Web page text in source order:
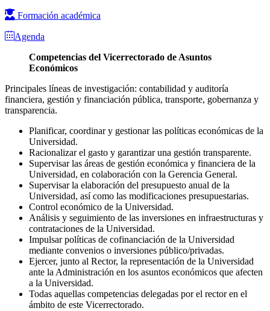
Formación académica
Agenda
Competencias del Vicerrectorado de Asuntos
Económicos
Principales líneas de investigación: contabilidad y auditoría
financiera, gestión y financiación pública, transporte, gobernanza y
transparencia.
Planificar, coordinar y gestionar las políticas económicas de la
Universidad.
Racionalizar el gasto y garantizar una gestión transparente.
Supervisar las áreas de gestión económica y financiera de la
Universidad, en colaboración con la Gerencia General.
Supervisar la elaboración del presupuesto anual de la
Universidad, así como las modificaciones presupuestarias.
Control económico de la Universidad.
Análisis y seguimiento de las inversiones en infraestructuras y
contrataciones de la Universidad.
Impulsar políticas de cofinanciación de la Universidad
mediante convenios o inversiones público/privadas.
Ejercer, junto al Rector, la representación de la Universidad
ante la Administración en los asuntos económicos que afecten
a la Universidad.
Todas aquellas competencias delegadas por el rector en el
ámbito de este Vicerrectorado.